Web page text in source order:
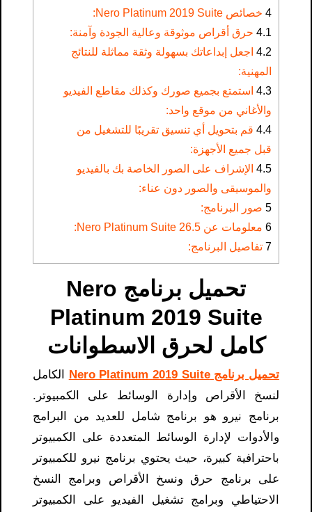
4 خصائص Nero Platinum 2019 Suite:
4.1 حرق أقراص موثوقة وعالية الجودة وآمنة:
4.2 اجعل إبداعاتك بسهولة وثقة مماثلة للنتائج
المهنية:
4.3 استمتع بجميع صورك وكذلك مقاطع الفيديو
والأغاني من موقع واحد:
4.4 قم بتحويل أي تنسيق تقريبًا للتشغيل من
قبل جميع الأجهزة:
4.5 الإشراف على الصور الخاصة بك بالفيديو
والموسيقى والصور دون عناء:
5 صور البرنامج:
6 معلومات عن Nero Platinum Suite 26.5:
7 تفاصيل البرنامج:
تحميل برنامج Nero
Platinum 2019 Suite
كامل لحرق الاسطوانات
تحميل برنامج Nero Platinum 2019 Suite
الكامل
لنسخ الأقراص وإدارة الوسائط على الكمبيوتر.
برنامج نيرو هو برنامج شامل للعديد من البرامج
والأدوات لإدارة الوسائط المتعددة على الكمبيوتر
باحترافية كبيرة، حيث يحتوي برنامج نيرو للكمبيوتر
على برنامج حرق ونسخ الأقراص وبرامج النسخ
الاحتياطي وبرامج تشغيل الفيديو على الكمبيوتر